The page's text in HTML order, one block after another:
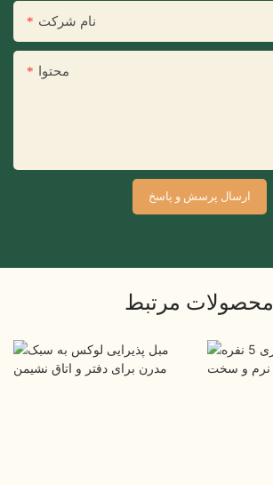
نام شرکت
محتوا
ارسال پرسش و پاسخ
محصولات مرتبط